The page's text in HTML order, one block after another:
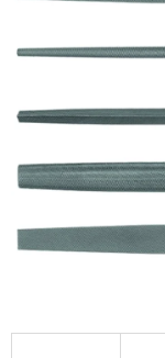
hvězdiček.